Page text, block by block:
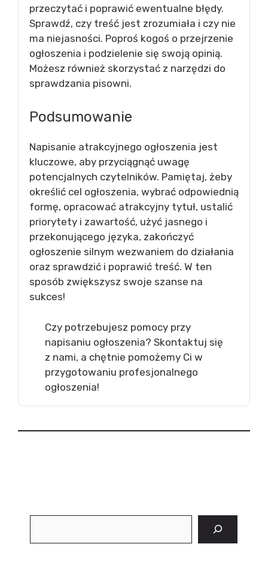
przeczytać i poprawić ewentualne błędy.
Sprawdź, czy treść jest zrozumiała i czy nie
ma niejasności. Poproś kogoś o przejrzenie
ogłoszenia i podzielenie się swoją opinią.
Możesz również skorzystać z narzędzi do
sprawdzania pisowni.
Podsumowanie
Napisanie atrakcyjnego ogłoszenia jest
kluczowe, aby przyciągnąć uwagę
potencjalnych czytelników. Pamiętaj, żeby
określić cel ogłoszenia, wybrać odpowiednią
formę, opracować atrakcyjny tytuł, ustalić
priorytety i zawartość, użyć jasnego i
przekonującego języka, zakończyć
ogłoszenie silnym wezwaniem do działania
oraz sprawdzić i poprawić treść. W ten
sposób zwiększysz swoje szanse na
sukces!
Czy potrzebujesz pomocy przy
napisaniu ogłoszenia? Skontaktuj się
z nami, a chętnie pomożemy Ci w
przygotowaniu profesjonalnego
ogłoszenia!